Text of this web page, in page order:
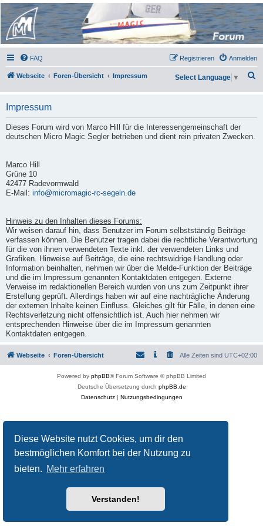
Diese Website nutzt Cookies, um dir den
bestmöglichen Komfort bei der Nutzung zu
bieten. Mehr erfahren
Verstanden!
Micro Magic Forum
Deutschland
FAQ Anmelden
Registrieren
Webseite Foren-Übersicht Impressum
h
Select Language ▼
Impressum
Dieses Forum wird von Marco Hill für die Interessengemeinschaft der
deutschen Micro Magic Segler betrieben und dient rein privaten Zwecken.
Marco Hill
Grüne 10
42477 Radevormwald
E-Mail: info@micromagic-rc-segeln.de
Hinweis zu den Inhalten dieses Forums:
Wir weisen darauf hin, dass Benutzer im Forum selbstständig Beiträge
verfassen können. Die Benutzer tragen dabei die rechtliche Verantwortung
für die von ihnen verwendeten Texte inkl. der verwendeten Links und
Grafiken. Hinweise auf Beiträge, die eine rechtswidrige Handlung oder
Information beinhalten, nehmen wir über die Melde-Funktion der Beiträge
und die im Impressum genannten Kontaktdaten entgegen. Externe
Verweise im redaktionellen Bereich wurden von uns zum Zeitpunkt ihrer
Erstellung geprüft. Allerdings haben wir auf eine nachträgliche Änderung
der externen Inhalte keinen Einfluss. Gleiches gilt für Fälle, in denen eine
Rechtsverletzung nicht offensichtlich ist. Auch hier nehmen wir
entsprechenden Hinweise über die im Impressum genannten
Kontaktdaten entgegen.
Webseite Foren-Übersicht Alle Zeiten sind UTC+02:00
Powered by phpBB® Forum Software © phpBB Limited
Deutsche Übersetzung durch phpBB.de
Datenschutz| Nutzungsbedingungen